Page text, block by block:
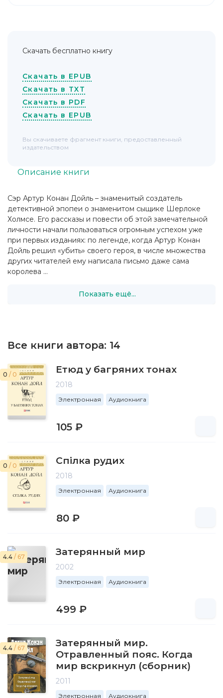
Сэр Артур Конан Дойль – знаменитый создатель
детективной эпопеи о знаменитом сыщике Шерлоке
Холмсе. Его рассказы и повести об этой замечательной
личности начали пользоваться огромным успехом уже
при первых изданиях: по легенде, когда Артур Конан
Дойль решил «убить» своего героя, в числе множества
других читателей ему написала письмо даже сама
королева ...
Показать ещё...
Описание книги
Все книги автора: 14
0 / 0 Етюд у багряних тонах
2018
Электронная Аудиокнига
105 ₽
0 / 0 Спілка рудих
2018
Электронная Аудиокнига
80 ₽
4.4 / 67 Затерянный мир
2002
Электронная Аудиокнига
499 ₽
4.4 / 67
Затерянный мир.
Отравленный пояс. Когда
мир вскрикнул (сборник)
2011
Электронная Аудиокнига
Скачать бесплатно книгу
Скачать в EPUB
Скачать в TXT
Скачать в PDF
Скачать в EPUB
Вы скачиваете фрагмент книги, предоставленный
издательством